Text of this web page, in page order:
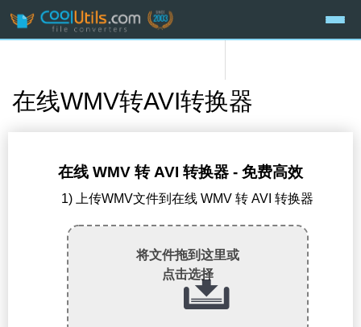
在线WMV转AVI转换器
在线 WMV 转 AVI 转换器 - 免费高效
1) 上传WMV文件到在线 WMV 转 AVI 转换器
将文件拖到这里或
点击选择